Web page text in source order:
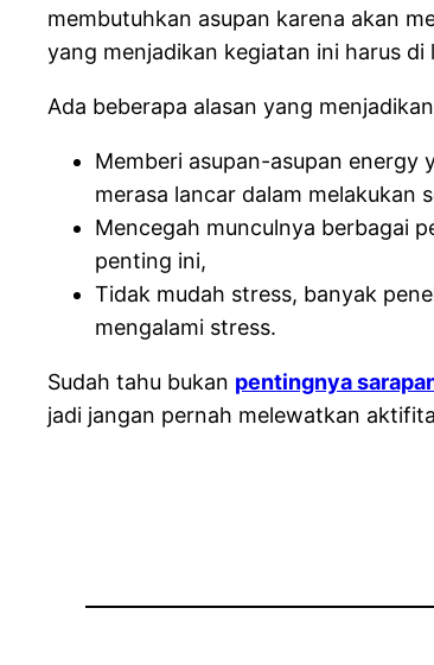
membutuhkan asupan karena akan
yang menjadikan kegiatan ini harus di
Ada beberapa alasan yang menjadikan
Memberi asupan-asupan energy
merasa lancar dalam melakukan
Mencegah munculnya berbagai
penting ini,
Tidak mudah stress, banyak
mengalami stress.
Sudah tahu bukan pentingnya
jadi jangan pernah melewatkan